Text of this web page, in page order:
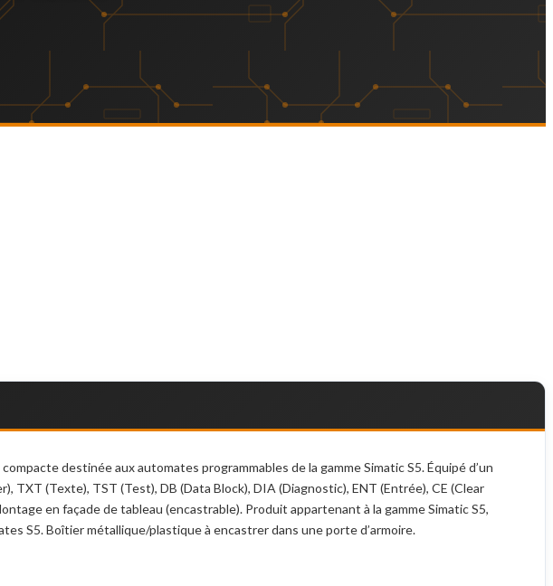
destinée aux automates programmables de la gamme Simatic S5. Équipé d’un
TXT (Texte), TST (Test), DB (Data Block), DIA (Diagnostic), ENT (Entrée), CE (Clear
en façade de tableau (encastrable). Produit appartenant à la gamme Simatic S5,
S5. Boîtier métallique/plastique à encastrer dans une porte d’armoire.